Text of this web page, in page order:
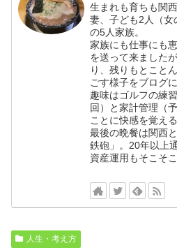
生まれも育ちも関
妻、子ども2人（女
の5人家族。
家族にも仕事にも
を送って来ました
り、残りもとこと
ごす様子をブログ
趣味はゴルフの練
回）と家計管理（
ことに快感を覚え
最後の晩餐は関西
鉄砲」。20年以上
資産運用もそこそこ
人生・考え方